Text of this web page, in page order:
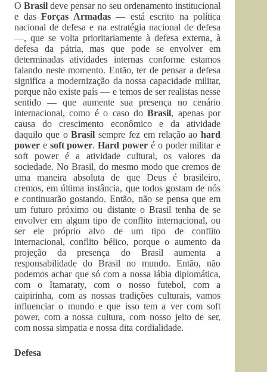
OBrasil deve pensar no seu ordenamento institucional
e dasForças Armadas— está escrito na política
nacional de defesa e na estratégia nacional de defesa
—, que se volta prioritariamente à defesa externa, à
defesa da pátria, mas que pode se envolver em
determinadas atividades internas conforme estamos
falando neste momento. Então, ter de pensar a defesa
significa a modernização da nossa capacidade militar,
porque não existe país — e temos de ser realistas nesse
sentido — que aumente sua presença no cenário
internacional, como é o caso doBrasil, apenas por
causa do crescimento econômico e da atividade
daquilo que oBrasil sempre fez em relação aohard
power e soft power.Hard power é o poder militar e
soft power é a atividade cultural, os valores da
sociedade. No Brasil, do mesmo modo que cremos de
uma maneira absoluta de que Deus é brasileiro,
cremos, em última instância, que todos gostam de nós
e continuarão gostando. Então, não se pensa que em
um futuro próximo ou distante o Brasil tenha de se
envolver em algum tipo de conflito internacional, ou
ser ele próprio alvo de um tipo de conflito
internacional, conflito bélico, porque o aumento da
projeção da presença do Brasil aumenta a
responsabilidade do Brasil no mundo. Então, não
podemos achar que só com a nossa lábia diplomática,
com o Itamaraty, com o nosso futebol, com a
caipirinha, com as nossas tradições culturais, vamos
influenciar o mundo e que isso tem a ver com soft
power, com a nossa cultura, com nosso jeito de ser,
com nossa simpatia e nossa dita cordialidade.
Defesa